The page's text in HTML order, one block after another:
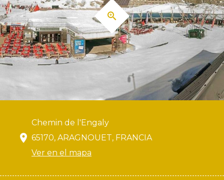
Chemin de l'Engaly
65170, ARAGNOUET, FRANCIA
Ver en el mapa